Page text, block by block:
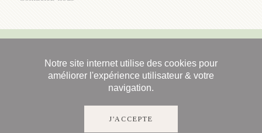
Notre site internet utilise des cookies pour
améliorer l'expérience utilisateur & votre
navigation.
J'ACCEPTE